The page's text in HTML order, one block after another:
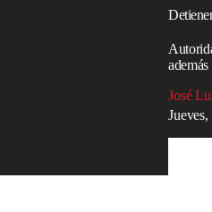
José